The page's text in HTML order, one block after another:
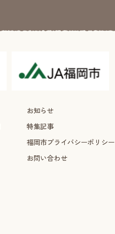
お知らせ
特集記事
福岡市プライバシーポリシー
お問い合わせ